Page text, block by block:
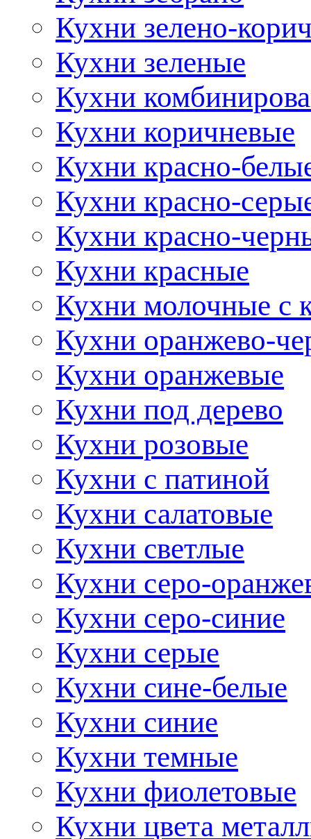
Кухни зелено-
Кухни зеленые
Кухни
Кухни коричневые
Кухни красно-
Кухни красно-
Кухни красно-
Кухни красные
Кухни молочные с
Кухни оранжево-
Кухни оранжевые
Кухни под дерево
Кухни розовые
Кухни с патиной
Кухни салатовые
Кухни светлые
Кухни серо-
Кухни серо-синие
Кухни серые
Кухни сине-белые
Кухни синие
Кухни темные
Кухни фиолетовые
Кухни цвета